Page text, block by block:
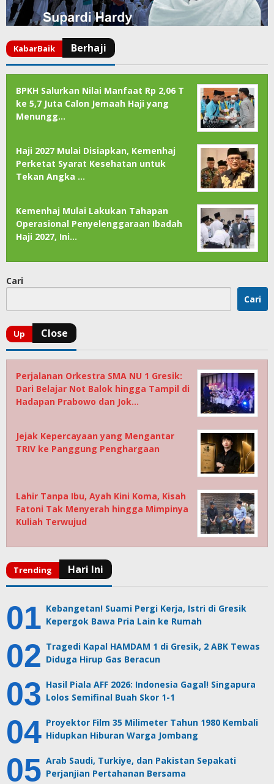
BPKH Salurkan Nilai Manfaat Rp 2,06 T
ke 5,7 Juta Calon Jemaah Haji yang
Menungg…
Haji 2027 Mulai Disiapkan, Kemenhaj
Perketat Syarat Kesehatan untuk
Tekan Angka …
Kemenhaj Mulai Lakukan Tahapan
Operasional Penyelenggaraan Ibadah
Haji 2027, Ini…
Cari
Cari
Perjalanan Orkestra SMA NU 1 Gresik:
Dari Belajar Not Balok hingga Tampil di
Hadapan Prabowo dan Jok…
Jejak Kepercayaan yang Mengantar
TRIV ke Panggung Penghargaan
Lahir Tanpa Ibu, Ayah Kini Koma, Kisah
Fatoni Tak Menyerah hingga Mimpinya
Kuliah Terwujud
Kebangetan! Suami Pergi Kerja, Istri di Gresik
Kepergok Bawa Pria Lain ke Rumah
Tragedi Kapal HAMDAM 1 di Gresik, 2 ABK Tewas
Diduga Hirup Gas Beracun
Hasil Piala AFF 2026: Indonesia Gagal! Singapura
Lolos Semifinal Buah Skor 1-1
Proyektor Film 35 Milimeter Tahun 1980 Kembali
Hidupkan Hiburan Warga Jombang
Arab Saudi, Turkiye, dan Pakistan Sepakati
Perjanjian Pertahanan Bersama